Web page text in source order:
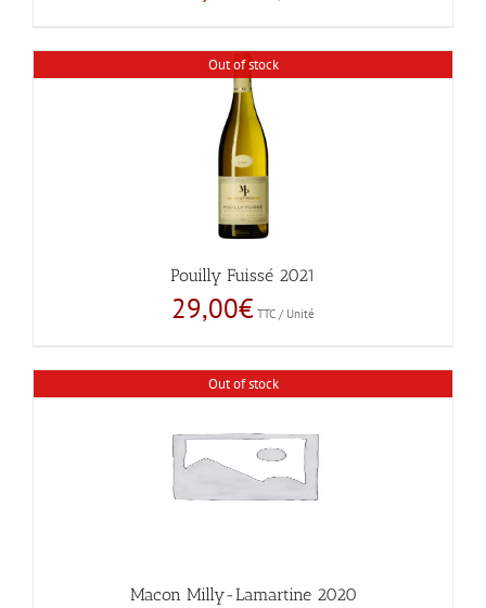
Out of stock
Pouilly Fuissé 2021
29,00€ TTC / Unité
Out of stock
Macon Milly-Lamartine 2020